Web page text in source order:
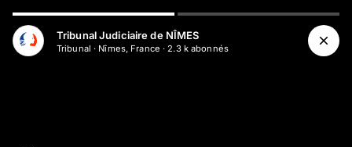
Tribunal Judiciaire de NÎMES
Tribunal · Nîmes, France · 2.3 kabonnés